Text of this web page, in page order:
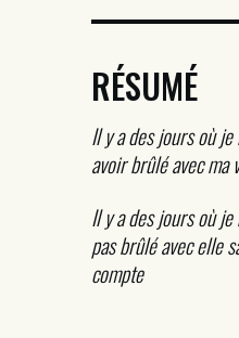
RÉSUMÉ
Il y a des jours où
avoir brûlé avec ma
Il y a des jours où je
pas brûlé avec elle
compte